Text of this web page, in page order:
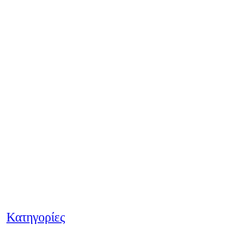
Κατηγορίες